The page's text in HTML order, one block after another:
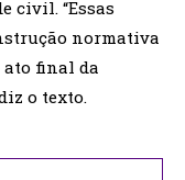
civil. “Essas
normativa
ato final da
o texto.